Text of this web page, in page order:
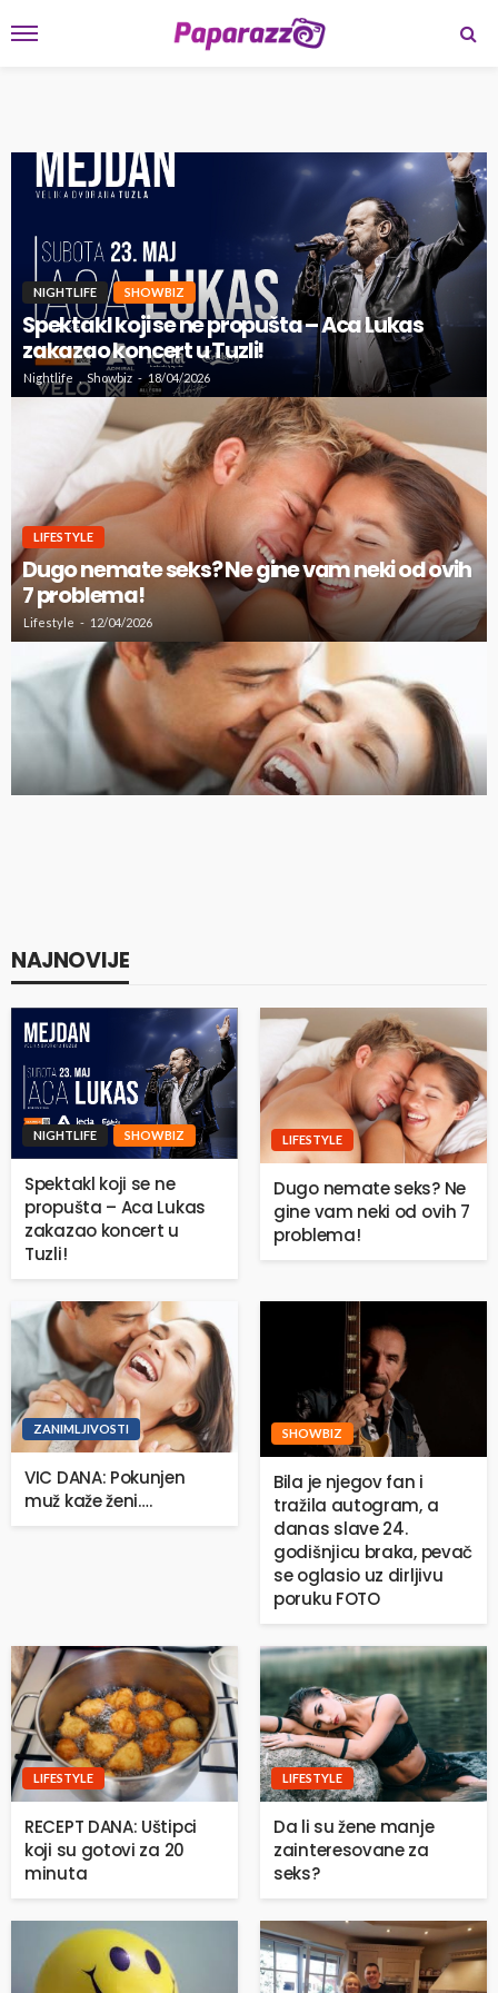
NIGHTLIFE SHOWBIZ
Spektakl koji se ne propušta – Aca Lukas
zakazao koncert u Tuzli!
Nightlife Showbiz 18/04/2026
LIFESTYLE
Dugo nemate seks? Ne gine vam neki od ovih
7 problema!
Lifestyle 12/04/2026
NAJNOVIJE
NIGHTLIFE SHOWBIZ
Spektakl koji se ne
propušta – Aca Lukas
zakazao koncert u
Tuzli!
LIFESTYLE
Dugo nemate seks? Ne
gine vam neki od ovih 7
problema!
ZANIMLJIVOSTI
VIC DANA: Pokunjen
muž kaže ženi….
SHOWBIZ
Bila je njegov fan i
tražila autogram, a
danas slave 24.
godišnjicu braka, pevač
se oglasio uz dirljivu
poruku FOTO
LIFESTYLE
RECEPT DANA: Uštipci
koji su gotovi za 20
minuta
LIFESTYLE
Da li su žene manje
zainteresovane za
seks?